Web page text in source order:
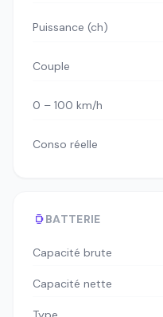
Puissance (ch)
Couple
0 – 100 km/h
Conso réelle
BATTERIE
Capacité brute
Capacité nette